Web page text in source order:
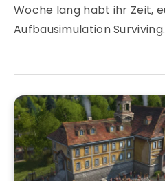
Woche lang habt ihr Zeit,
Aufbausimulation